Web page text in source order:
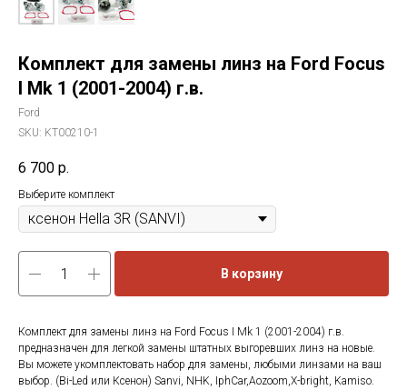
Комплект для замены линз на Ford Focus
I Mk 1 (2001-2004) г.в.
Ford
SKU: KT00210-1
6 700 р.
Выберите комплект
В корзину
Комплект для замены линз на Ford Focus I Mk 1 (2001-2004) г.в.
предназначен для легкой замены штатных выгоревших линз на новые.
Вы можете укомплектовать набор для замены, любыми линзами на ваш
выбор. (Bi-Led или Ксенон) Sanvi, NHK, IphCar,Aozoom,X-bright, Kamiso.